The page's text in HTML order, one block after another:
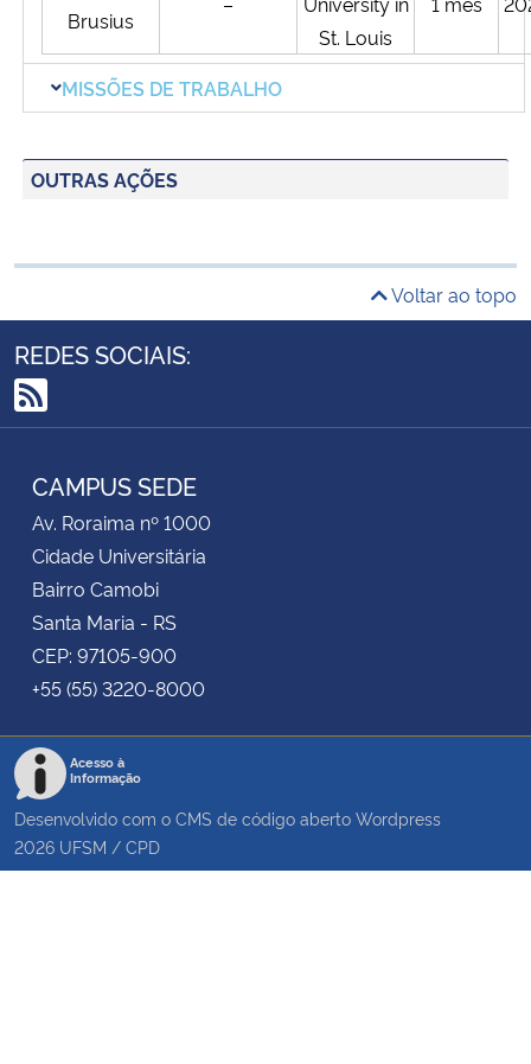
Brusius
St. Louis
MISSÕES DE TRABALHO
OUTRAS AÇÕES
Voltar ao topo
REDES SOCIAIS:
RSS
CAMPUS SEDE
Av. Roraima nº 1000
Cidade Universitária
Bairro Camobi
Santa Maria - RS
CEP: 97105-900
+55 (55) 3220-8000
Acesso à
Informação
Desenvolvido com o CMS de código aberto Wordpress
2026 UFSM / CPD